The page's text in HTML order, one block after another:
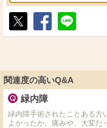
ポ
シ
送
関連度の高いQ&A
緑内障
緑内障手術されたことある方
よかったか、痛みや、大変だ